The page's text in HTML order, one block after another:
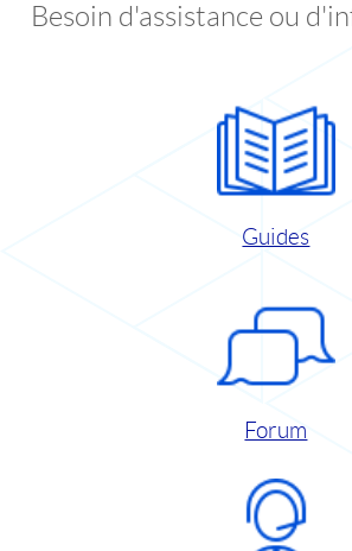
Besoin d'assistance ou
Guides
Forum